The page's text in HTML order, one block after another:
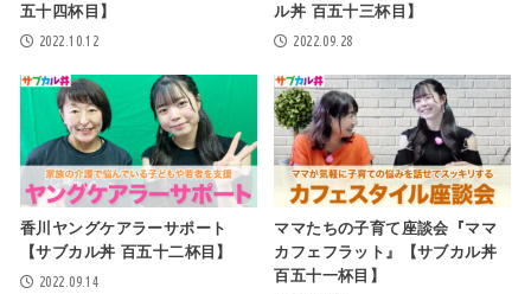
五十四杯目】
2022.10.12
ル丼 百五十三杯目】
2022.09.28
香川ヤングケアラーサポート
【サブカル丼 百五十二杯目】
2022.09.14
ママたちの子育て座談会『ママ
カフェフラット』【サブカル丼
百五十一杯目】